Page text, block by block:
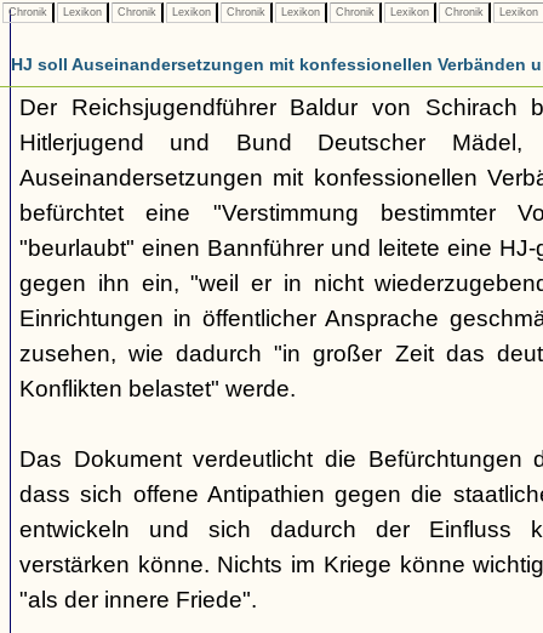
Chronik Lexikon Chronik Lexikon Chronik Lexikon Chronik Lexikon Chronik Lexikon
HJ soll Auseinandersetzungen mit konfessionellen Verbänden
Der Reichsjugendführer Baldur von Schirach
Hitlerjugend und Bund Deutscher
Auseinandersetzungen mit konfessionellen
befürchtet eine "Verstimmung bestimmter
"beurlaubt" einen Bannführer und leitete eine
gegen ihn ein, "weil er in nicht
Einrichtungen in öffentlicher Ansprache
zusehen, wie dadurch "in großer Zeit das
Konflikten belastet" werde.
Das Dokument verdeutlicht die Befürchtungen
dass sich offene Antipathien gegen die
entwickeln und sich dadurch der Einfluss
verstärken könne. Nichts im Kriege könne
"als der innere Friede".